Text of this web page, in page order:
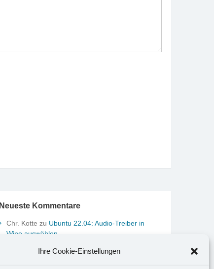
Ihre Cookie-Einstellungen
Neueste Kommentare
Chr. Kotte zu Ubuntu 22.04: Audio-Treiber in
Wine auswählen
Datum und Uhrzeit anpassen